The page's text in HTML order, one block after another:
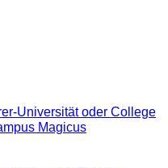
Universität oder College
Magicus